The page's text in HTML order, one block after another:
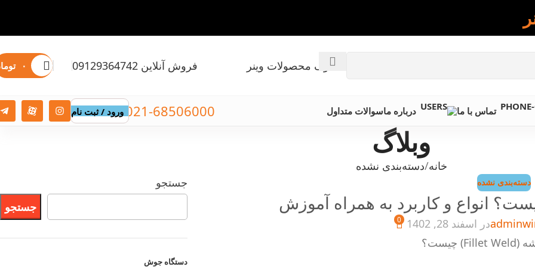
کاتالوگ محصولات وینر فروش آنلاین 09129364742 ۰
تماس با ما درباره ماسوالات متداول 021-68506000ورود / ثبت نام
وبلاگ
خانه دسته‌بندی نشده
دسته‌بندی نشده
در اسفند 28, 1402 0
جستجو
جستجو
دستگاهجوش